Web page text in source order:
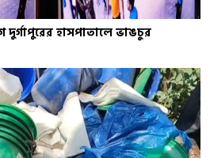
হাসপাতালে ভাঙচুর